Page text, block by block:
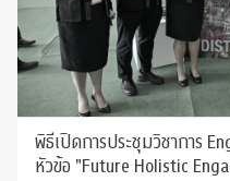
พิธีเปิดการประชุมวิชาการ
หัวข้อ "Future Holistic